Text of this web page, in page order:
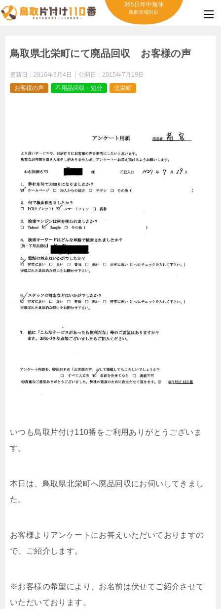
365日年中無休
鳥取全域対応
鳥取県北栄町にて廃品回収 お客様の声
更新日： 2016年3月4日 公開日： 2015年7月19日
お客様の声
不用品回収・処分 北栄町
いつも鳥取片付け110番をご利用ありがとうございま
す。
本日は、鳥取県北栄町へ廃品回収にお伺いしてきまし
た。
お客様よりアンケートにお答えいただいておりますの
で、ご紹介します。
※お客様の希望により、お名前は伏せてご紹介させて
いただいております。